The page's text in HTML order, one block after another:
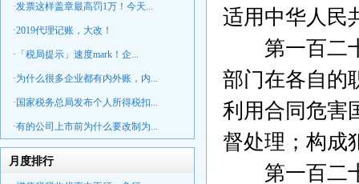
·发票这样盖章最高罚1万！今天...
·2019代理记账，大改！
·「税局提示」速度mark！企...
·为什么很多企业都有内外账，内...
·国家税务总局发布个人所得税扣...
·有的公司上市前为什么要改制为...
月度排行
适用中华人民
第一百二十
部门在各自的
利用合同危害
督处理；构成
第一百二十